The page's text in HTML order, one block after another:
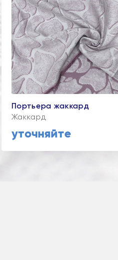
Портьера жаккард
Жаккард
уточняйте